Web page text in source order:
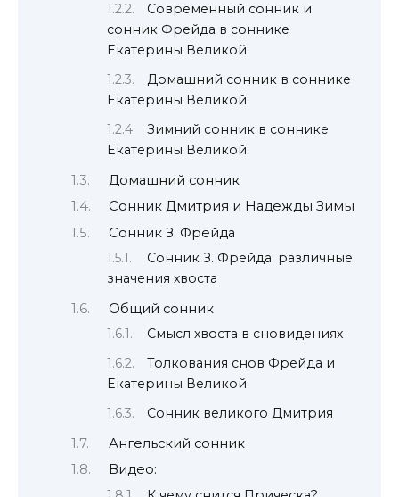
Современный сонник и
сонник Фрейда в соннике
Екатерины Великой
Домашний сонник в соннике
Екатерины Великой
Зимний сонник в соннике
Екатерины Великой
Домашний сонник
Сонник Дмитрия и Надежды Зимы
Сонник З. Фрейда
Сонник З. Фрейда: различные
значения хвоста
Общий сонник
Смысл хвоста в сновидениях
Толкования снов Фрейда и
Екатерины Великой
Сонник великого Дмитрия
Ангельский сонник
Видео: